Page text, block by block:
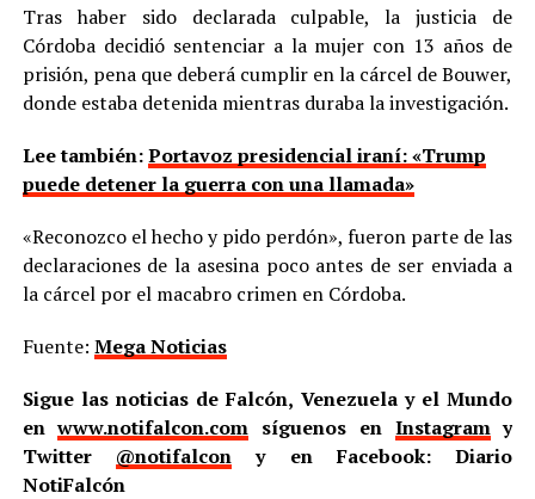
Tras haber sido declarada culpable, la justicia de
Córdoba decidió sentenciar a la mujer con 13 años de
prisión, pena que deberá cumplir en la cárcel de Bouwer,
donde estaba detenida mientras duraba la investigación.
Lee también:Portavoz presidencial iraní: «Trump
puede detener la guerra con una llamada»
«Reconozco el hecho y pido perdón», fueron parte de las
declaraciones de la asesina poco antes de ser enviada a
la cárcel por el macabro crimen en Córdoba.
Fuente: Mega Noticias
Sigue las noticias de Falcón, Venezuela y el Mundo
enwww.notifalcon.com síguenos en Instagramy
Twitter @notifalcon y en Facebook: Diario
NotiFalcón